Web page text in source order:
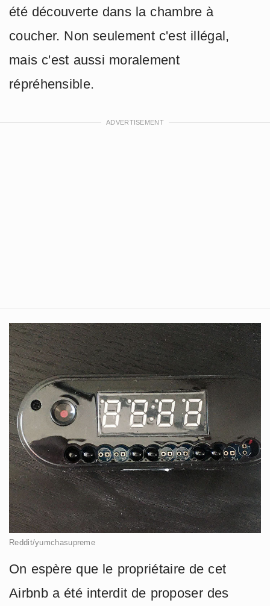
été découverte dans la chambre à
coucher. Non seulement c'est illégal,
mais c'est aussi moralement
répréhensible.
Reddit/yumchasupreme
On espère que le propriétaire de cet
Airbnb a été interdit de proposer des